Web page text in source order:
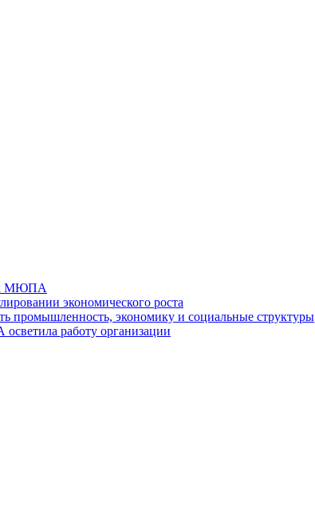
МЮПА
экономического роста
экономику и социальные структуры
работу организации